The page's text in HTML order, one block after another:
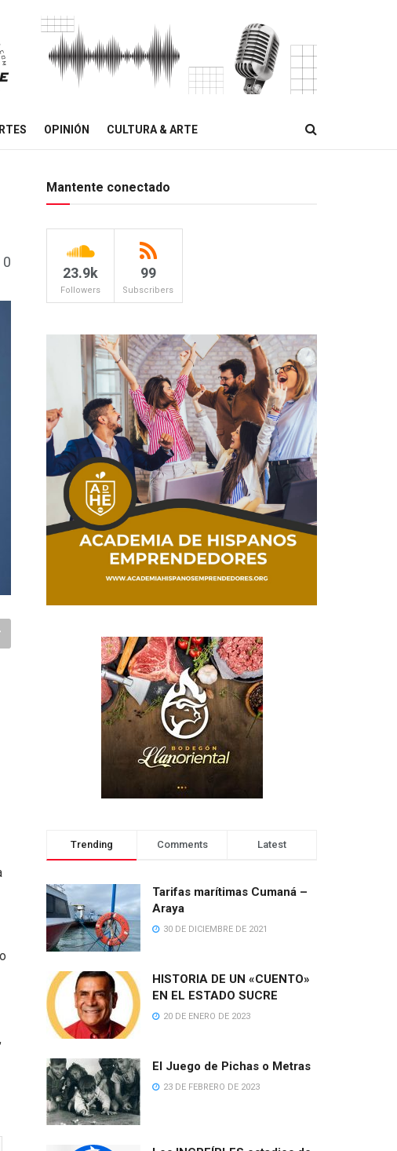
OPINIÓN CULTURA & ARTE
0
Mantente conectado
23.9k
Followers
99
Subscribers
Trending Comments Latest
Tarifas marítimas Cumaná –
Araya
30 DE DICIEMBRE DE 2021
HISTORIA DE UN «CUENTO»
EN EL ESTADO SUCRE
20 DE ENERO DE 2023
El Juego de Pichas o Metras
23 DE FEBRERO DE 2023